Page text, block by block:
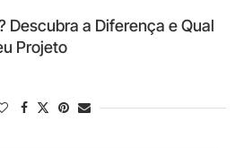
Descubra a Diferença e Qual
Projeto